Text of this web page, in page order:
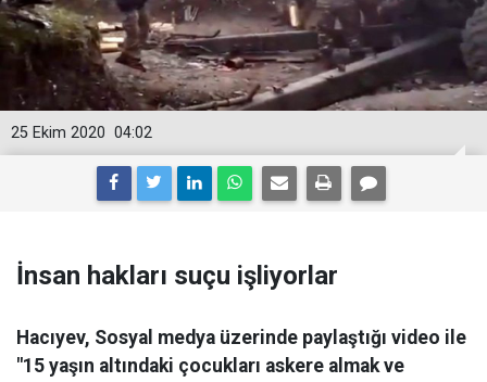
04:02
25 Ekim 2020
İnsan hakları suçu işliyorlar
Hacıyev, Sosyal medya üzerinde paylaştığı video ile
"15 yaşın altındaki çocukları askere almak ve